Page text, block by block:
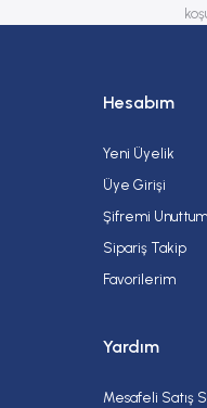
Hesabım
Yeni Üyelik
Üye Girişi
Şifremi Unuttum
Sipariş Takip
Favorilerim
Yardım
Mesafeli Satış